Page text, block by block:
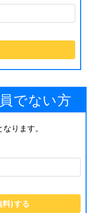
でない方
ります。